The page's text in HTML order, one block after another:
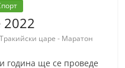
2022
Тракийски царе - Маратон
година ще се проведе